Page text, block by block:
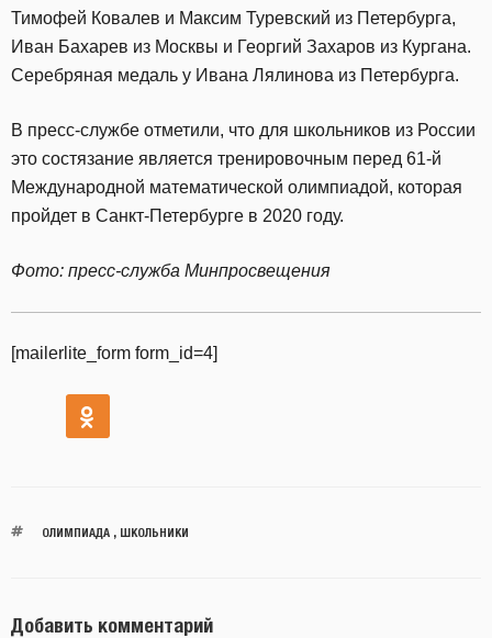
Тимофей Ковалев и Максим Туревский из Петербурга,
Иван Бахарев из Москвы и Георгий Захаров из Кургана.
Серебряная медаль у Ивана Лялинова из Петербурга.
В пресс-службе отметили, что для школьников из России
это состязание является тренировочным перед 61-й
Международной математической олимпиадой, которая
пройдет в Санкт-Петербурге в 2020 году.
Фото: пресс-служба Минпросвещения
[mailerlite_form form_id=4]
ОЛИМПИАДА, ШКОЛЬНИКИ
Добавить комментарий